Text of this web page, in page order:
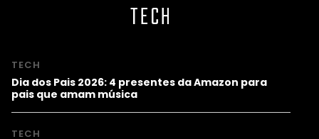
TECH
TECH
Dia dos Pais 2026: 4 presentes da Amazon para
pais que amam música
TECH